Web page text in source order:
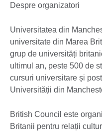
Despre organizatori
Universitatea din
universitate din Marea
grup de universități
ultimul an, peste 500 de
cursuri universitare și
Universității din
British Council este
Britanii pentru relații